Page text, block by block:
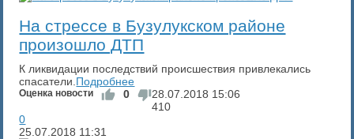
На стрессе в Бузулукском районе
произошло ДТП
К ликвидации последствий происшествия привлекались
спасатели. Подробнее
Оценка новости 0 28.07.2018 15:06
410
0
25.07.2018 11:31